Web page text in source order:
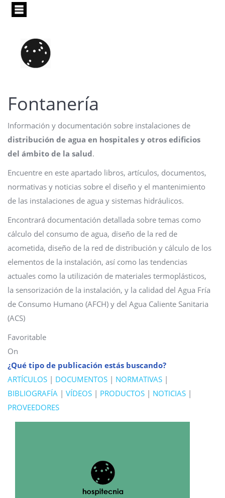
Pasar
principal
Fontanería
Información y documentación sobre instalaciones de
distribución de agua en hospitales y otros edificios
del ámbito de la salud.
Encuentre en este apartado libros, artículos, documentos,
normativas y noticias sobre el diseño y el mantenimiento
de las instalaciones de agua y sistemas hidráulicos.
Encontrará documentación detallada sobre temas como
cálculo del consumo de agua, diseño de la red de
acometida, diseño de la red de distribución y cálculo de los
elementos de la instalación, así como las tendencias
actuales como la utilización de materiales termoplásticos,
la sensorización de la instalación, y la calidad del Agua Fría
de Consumo Humano (AFCH) y del Agua Caliente Sanitaria
(ACS)
Favoritable
On
¿Qué tipo de publicación estás buscando?
ARTÍCULOS | DOCUMENTOS | NORMATIVAS |
BIBLIOGRAFÍA | VÍDEOS | PRODUCTOS | NOTICIAS |
PROVEEDORES